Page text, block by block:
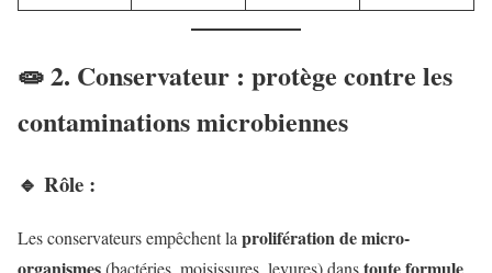
🧫 2. Conservateur : protège contre les
contaminations microbiennes
🔹 Rôle :
Les conservateurs empêchent la prolifération de micro-
organismes(bactéries, moisissures, levures) danstoute formule